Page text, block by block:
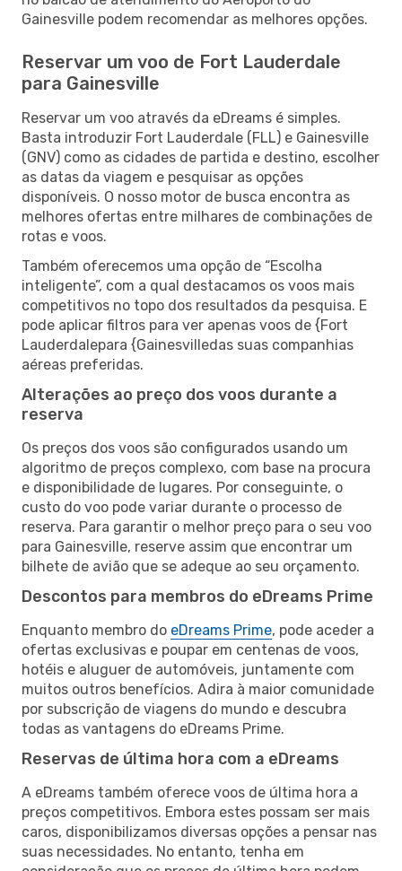
Gainesville podem recomendar as melhores opções.
Reservar um voo de Fort Lauderdale
para Gainesville
Reservar um voo através da eDreams é simples.
Basta introduzir Fort Lauderdale (FLL) e Gainesville
(GNV) como as cidades de partida e destino, escolher
as datas da viagem e pesquisar as opções
disponíveis. O nosso motor de busca encontra as
melhores ofertas entre milhares de combinações de
rotas e voos.
Também oferecemos uma opção de “Escolha
inteligente”, com a qual destacamos os voos mais
competitivos no topo dos resultados da pesquisa. E
pode aplicar filtros para ver apenas voos de {Fort
Lauderdalepara {Gainesvilledas suas companhias
aéreas preferidas.
Alterações ao preço dos voos durante a
reserva
Os preços dos voos são configurados usando um
algoritmo de preços complexo, com base na procura
e disponibilidade de lugares. Por conseguinte, o
custo do voo pode variar durante o processo de
reserva. Para garantir o melhor preço para o seu voo
para Gainesville, reserve assim que encontrar um
bilhete de avião que se adeque ao seu orçamento.
Descontos para membros do eDreams Prime
Enquanto membro do eDreams Prime, pode aceder a
ofertas exclusivas e poupar em centenas de voos,
hotéis e aluguer de automóveis, juntamente com
muitos outros benefícios. Adira à maior comunidade
por subscrição de viagens do mundo e descubra
todas as vantagens do eDreams Prime.
Reservas de última hora com a eDreams
A eDreams também oferece voos de última hora a
preços competitivos. Embora estes possam ser mais
caros, disponibilizamos diversas opções a pensar nas
suas necessidades. No entanto, tenha em